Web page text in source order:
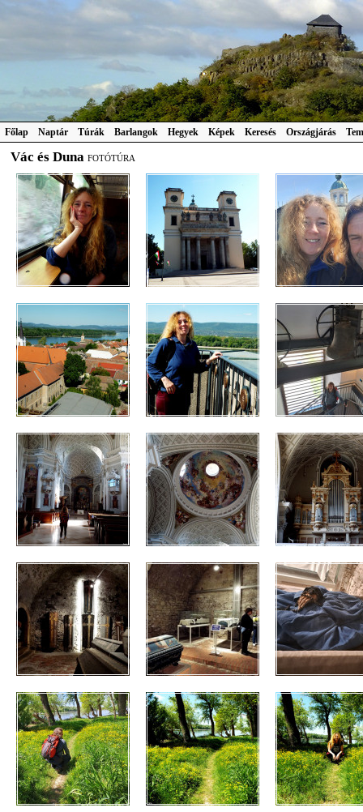
Főlap Naptár Túrák Barlangok Hegyek Képek Keresés Országjárás
Vác és Duna FOTÓTÚRA